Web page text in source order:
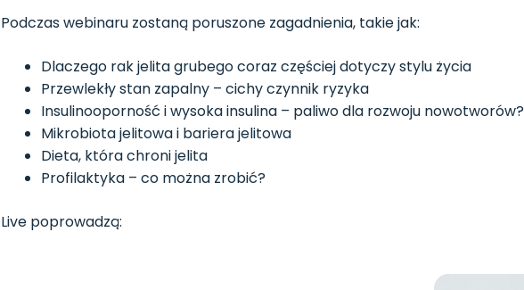
Podczas webinaru zostaną poruszone zagadnienia, takie jak:
Dlaczego rak jelita grubego coraz częściej dotyczy stylu życia
Przewlekły stan zapalny – cichy czynnik ryzyka
Insulinooporność i wysoka insulina – paliwo dla rozwoju nowotworów?
Mikrobiota jelitowa i bariera jelitowa
Dieta, która chroni jelita
Profilaktyka – co można zrobić?
Live poprowadzą: